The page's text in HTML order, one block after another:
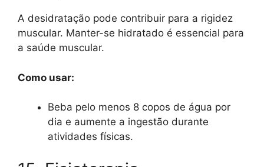
A desidratação pode contribuir para a rigidez
muscular. Manter-se hidratado é essencial para
a saúde muscular.
Como usar:
Beba pelo menos 8 copos de água por
dia e aumente a ingestão durante
atividades físicas.